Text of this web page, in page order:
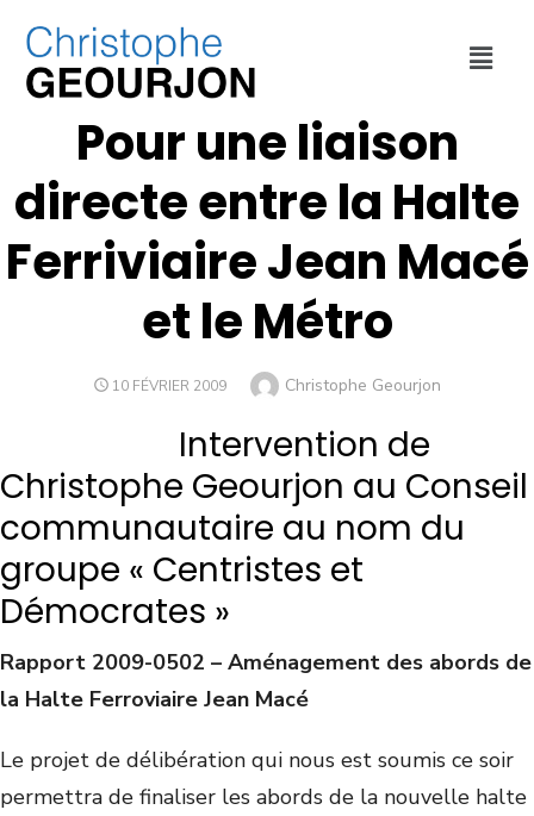
DÉPLACEMENTS,
Pour une liaison
directe entre la Halte
Ferriviaire Jean Macé
et le Métro
10 FÉVRIER 2009 Christophe Geourjon
Intervention de
Christophe Geourjon au Conseil
communautaire au nom du
groupe « Centristes et
Démocrates »
Rapport 2009-0502 – Aménagement des abords de
la Halte Ferroviaire Jean Macé
Le projet de délibération qui nous est soumis ce soir
permettra de finaliser les abords de la nouvelle halte